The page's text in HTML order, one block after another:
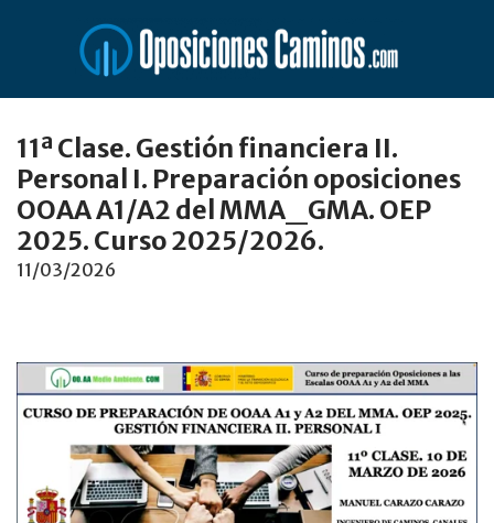
contenido
11ª Clase. Gestión financiera II.
Personal I. Preparación oposiciones
OOAA A1/A2 del MMA_GMA. OEP
2025. Curso 2025/2026.
11/03/2026